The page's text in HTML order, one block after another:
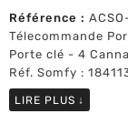
Référence :
Télecommande
Porte clé - 4
Réf. Somfy :
LIRE PLUS ↓